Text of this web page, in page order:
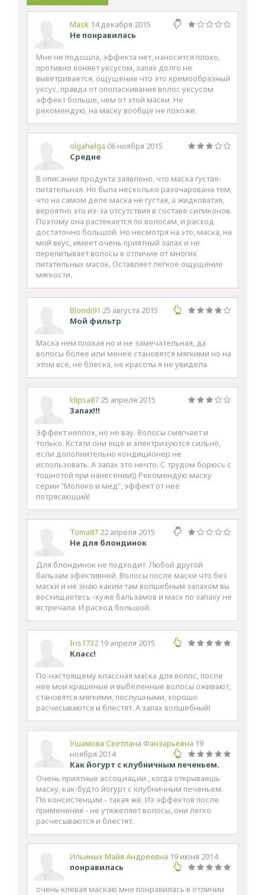
Mask 14 декабря 2015
Не понравилась
Мне не подошла, эффекта нет, наносится плохо,
противно воняет уксусом, запах долго не
выветривается, ощущение что это кремообразный
уксус, правда от ополаскивания волос уксусом
эффект больше, чем от этой маски. Не
рекомендую, на маску вообще не похоже.
olgahelga 06 ноября 2015
Средне
В описании продукта заявлено, что маска густая-
питательная. Но была несколько разочарована тем,
что на самом деле маска не густая, а жидковатая,
вероятно это из-за отсутствия в составе силиконов.
Поэтому она растекается по волосам, и расход
достаточно большой. Но несмотря на это, маска, на
мой вкус, имеет очень приятный запах и не
перепитывает волосы в отличие от многих
питательных масок. Оставляет легкое ощущение
мягкости.
Blondi91 25 августа 2015
Мой фильтр
Маска нем плохая но и не замечательная, да
волосы более или менее становятся мягкими но на
этом все, не блеска, не красоты я не увидела.
klipsa87 25 апреля 2015
Запах!!!
Эффект неплох, но не вау. Волосы смягчает и
только. Кстати они ещё и электризуются сильно,
если дополнительно кондиционер не
использовать. А запах это нечто. С трудом борюсь с
тошнотой при нанесении)) Рекомендую маску
серии "Молоко и мёд", эффект от неё
потрясающий!
Toma87 22 апреля 2015
Не для блондинок
Для блондинок не подходит. Любой другой
бальзам эфективней. Волосы после маски что без
маски и не знаю каким там волшебным запахом вы
восхищаетесь -хуже бальзамов и маск по запаху не
встречала. И расход большой.
Iris1732 19 апреля 2015
Класс!
По-настоящему классная маска для волос, после
нее мои крашеные и выбеленные волосы оживают,
становятся мягкими, послушными, хорошо
расчесываются и блестят. А запах волшебный!
Ушамова Светлана Фанзарьевна 19
ноября 2014
Как йогурт с клубничным печеньем.
Очень приятные ассоциации , когда открываешь
маску, как-будто йогурт с клубничным печеньем.
По консистенции - такая же. Из эффектов после
применения - не утяжеляет волосы, они легко
расчесываются и блестят.
Ильиных Майя Андреевна 19 июня 2014
понравилась
очень клевая маскаю мне понравилась в отличии